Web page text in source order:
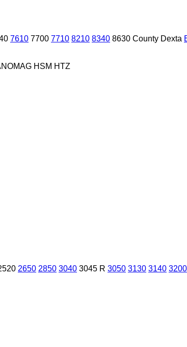
7610 7700 7710 8210 8340 8630 County Dexta
HSM HTZ
2650 2850 3040 3045 R 3050 3130 3140 3200